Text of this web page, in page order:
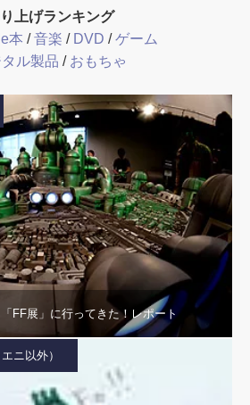
上げランキング
本 /音楽 / DVD /ゲーム
ル製品 / おもちゃ
FF展」に行ってきた！レポート
ニ以外）